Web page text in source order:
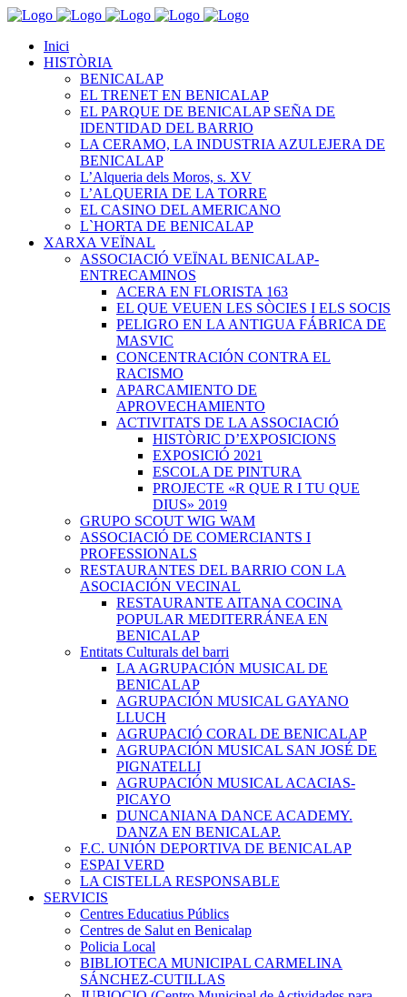
Inici
HISTÒRIA
BENICALAP
EL TRENET EN BENICALAP
EL PARQUE DE BENICALAP SEÑA DE
IDENTIDAD DEL BARRIO
LA CERAMO, LA INDUSTRIA AZULEJERA DE
BENICALAP
L’Alqueria dels Moros, s. XV
L’ALQUERIA DE LA TORRE
EL CASINO DEL AMERICANO
L`HORTA DE BENICALAP
XARXA VEÏNAL
ASSOCIACIÓ VEÏNAL BENICALAP-
ENTRECAMINOS
ACERA EN FLORISTA 163
EL QUE VEUEN LES SÒCIES I ELS SOCIS
PELIGRO EN LA ANTIGUA FÁBRICA DE
MASVIC
CONCENTRACIÓN CONTRA EL
RACISMO
APARCAMIENTO DE
APROVECHAMIENTO
ACTIVITATS DE LA ASSOCIACIÓ
HISTÒRIC D’EXPOSICIONS
EXPOSICIÓ 2021
ESCOLA DE PINTURA
PROJECTE «R QUE R I TU QUE
DIUS» 2019
GRUPO SCOUT WIG WAM
ASSOCIACIÓ DE COMERCIANTS I
PROFESSIONALS
RESTAURANTES DEL BARRIO CON LA
ASOCIACIÓN VECINAL
RESTAURANTE AITANA COCINA
POPULAR MEDITERRÁNEA EN
BENICALAP
Entitats Culturals del barri
LA AGRUPACIÓN MUSICAL DE
BENICALAP
AGRUPACIÓN MUSICAL GAYANO
LLUCH
AGRUPACIÓ CORAL DE BENICALAP
AGRUPACIÓN MUSICAL SAN JOSÉ DE
PIGNATELLI
AGRUPACIÓN MUSICAL ACACIAS-
PICAYO
DUNCANIANA DANCE ACADEMY.
DANZA EN BENICALAP.
F.C. UNIÓN DEPORTIVA DE BENICALAP
ESPAI VERD
LA CISTELLA RESPONSABLE
SERVICIS
Centres Educatius Públics
Centres de Salut en Benicalap
Policia Local
BIBLIOTECA MUNICIPAL CARMELINA
SÁNCHEZ-CUTILLAS